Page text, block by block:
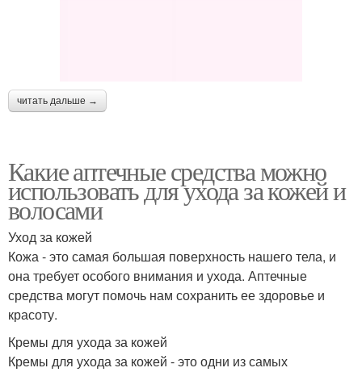
читать дальше →
Какие аптечные средства можно
использовать для ухода за кожей и
волосами
Уход за кожей
Кожа - это самая большая поверхность нашего тела, и
она требует особого внимания и ухода. Аптечные
средства могут помочь нам сохранить ее здоровье и
красоту.
Кремы для ухода за кожей
Кремы для ухода за кожей - это одни из самых